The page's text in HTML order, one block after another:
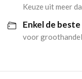
Keuze uit meer
Enkel de
voor